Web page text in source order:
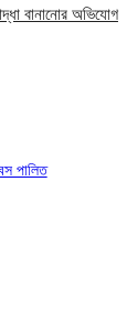
বানানোর অভিযোগ
পালিত